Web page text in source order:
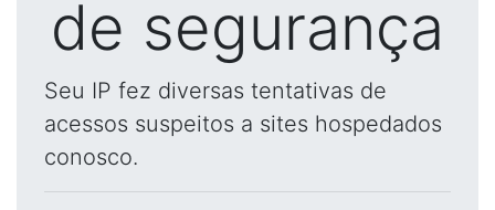
de segurança
Seu IP fez diversas tentativas de
acessos suspeitos a sites hospedados
conosco.